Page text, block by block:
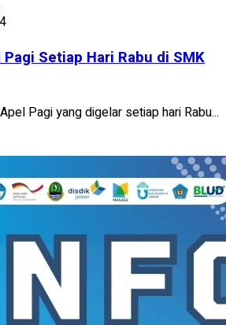
Setiap Hari Rabu di SMK
Pagi yang digelar setiap hari Rabu...